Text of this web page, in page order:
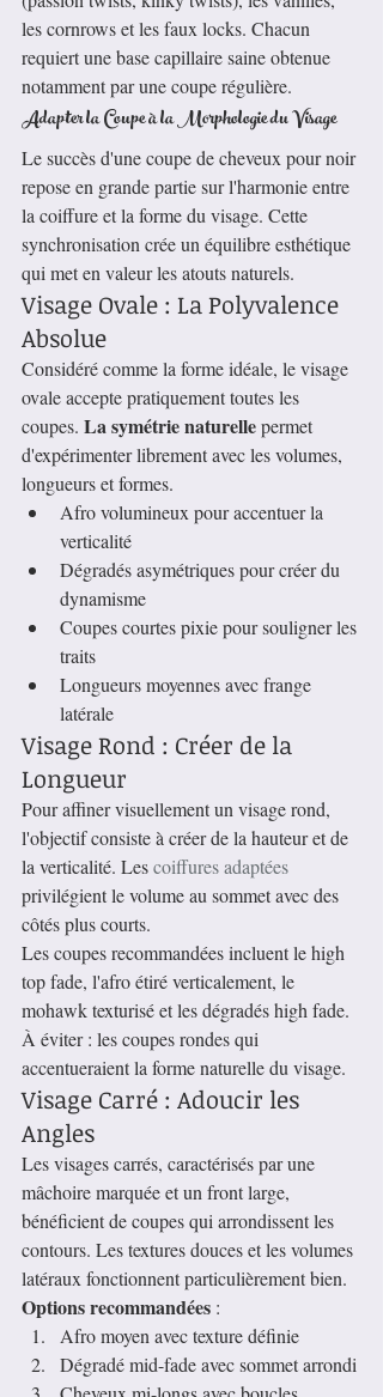
les cornrows et les faux locks. Chacun
requiert une base capillaire saine obtenue
notamment par une coupe régulière.
Adapter la Coupe à la Morphologie du Visage
Le succès d'une coupe de cheveux pour noir
repose en grande partie sur l'harmonie entre
la coiffure et la forme du visage. Cette
synchronisation crée un équilibre esthétique
qui met en valeur les atouts naturels.
Visage Ovale : La Polyvalence
Absolue
Considéré comme la forme idéale, le visage
ovale accepte pratiquement toutes les
coupes. La symétrie naturelle permet
d'expérimenter librement avec les volumes,
longueurs et formes.
Afro volumineux pour accentuer la
verticalité
Dégradés asymétriques pour créer du
dynamisme
Coupes courtes pixie pour souligner les
traits
Longueurs moyennes avec frange
latérale
Visage Rond : Créer de la
Longueur
Pour affiner visuellement un visage rond,
l'objectif consiste à créer de la hauteur et de
la verticalité. Les coiffures adaptées
privilégient le volume au sommet avec des
côtés plus courts.
Les coupes recommandées incluent le high
top fade, l'afro étiré verticalement, le
mohawk texturisé et les dégradés high fade.
À éviter : les coupes rondes qui
accentueraient la forme naturelle du visage.
Visage Carré : Adoucir les
Angles
Les visages carrés, caractérisés par une
mâchoire marquée et un front large,
bénéficient de coupes qui arrondissent les
contours. Les textures douces et les volumes
latéraux fonctionnent particulièrement bien.
Options recommandées :
Afro moyen avec texture définie
Dégradé mid-fade avec sommet arrondi